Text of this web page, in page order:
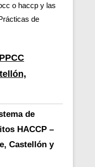
o haccp y las
de
de
HACCP –
Castellón y